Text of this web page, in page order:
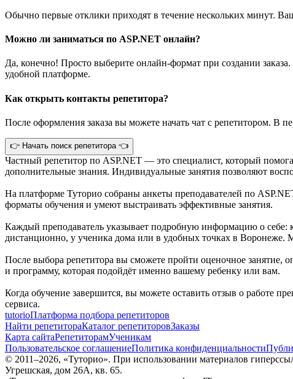
Обычно первые отклики приходят в течение нескольких минут.
Можно ли заниматься по ASP.NET онлайн?
Да, конечно! Просто выберите онлайн-формат при создании
удобной платформе.
Как открыть контакты репетитора?
После оформления заказа вы можете начать чат с репетитором. В
👉 Начать поиск репетитора 👈
Частный репетитор по ASP.NET — это специалист, который
дополнительные знания. Индивидуальные занятия позволяют
На платформе Туторио собраны анкеты преподавателей по
форматы обучения и умеют выстраивать эффективные занятия.
Каждый преподаватель указывает подробную информацию о
дистанционно, у ученика дома или в удобных точках в Воронеже.
После выбора репетитора вы сможете пройти оценочное занятие,
и программу, которая подойдёт именно вашему ребенку или вам.
Когда обучение завершится, вы можете оставить отзыв о работе
сервиса.
tutorioПлатформа подбора репетиторов
Найти репетитораКаталог репетиторовЗаказы
Карта сайтаРепетиторамУченикам
Пользовательское соглашениеПолитика конфиденциальности
© 2011–2026, «Туторио». При использовании материалов
Угрешская, дом 26А, кв. 65.